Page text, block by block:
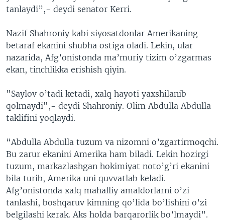
tanlaydi”,- deydi senator Kerri.
Nazif Shahroniy kabi siyosatdonlar Amerikaning
betaraf ekanini shubha ostiga oladi. Lekin, ular
nazarida, Afg’onistonda ma’muriy tizim o’zgarmas
ekan, tinchlikka erishish qiyin.
"Saylov o’tadi ketadi, xalq hayoti yaxshilanib
qolmaydi",- deydi Shahroniy. Olim Abdulla Abdulla
taklifini yoqlaydi.
“Abdulla Abdulla tuzum va nizomni o’zgartirmoqchi.
Bu zarur ekanini Amerika ham biladi. Lekin hozirgi
tuzum, markazlashgan hokimiyat noto’g’ri ekanini
bila turib, Amerika uni quvvatlab keladi.
Afg’onistonda xalq mahalliy amaldorlarni o’zi
tanlashi, boshqaruv kimning qo’lida bo’lishini o’zi
belgilashi kerak. Aks holda barqarorlik bo’lmaydi”.